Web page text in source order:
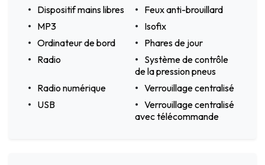
Dispositif mains libres
Feux anti-brouillard
MP3
Isofix
Ordinateur de bord
Phares de jour
Radio
Système de contrôle
de la pression pneus
Radio numérique
Verrouillage centralisé
USB
Verrouillage centralisé
avec télécommande